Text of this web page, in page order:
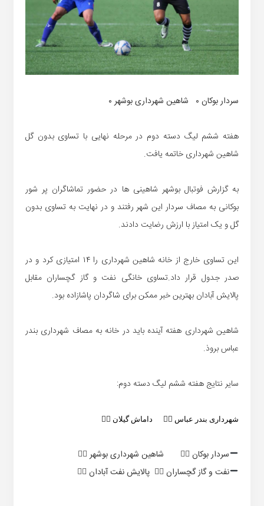
سردار بوکان ۰ شاهین شهرداری بوشهر ۰
هفته ششم لیگ دسته دوم در مرحله نهایی با تساوی بدون گل
شاهین شهرداری خاتمه یافت.
به گزارش فوتبال بوشهر شاهینی ها در حضور تماشاگران پر شور
بوکانی به مصاف سردار این شهر رفتند و در نهایت به تساوی بدون
گل و یک امتیاز با ارزش رضایت دادند.
این تساوی خارج از خانه شاهین شهرداری را ۱۴ امتیازی کرد و در
صدر جدول قرار داد.تساوی خانگی نفت و گاز گچساران مقابل
پالایش آبادان بهترین خبر ممکن برای شاگردان پاشازاده بود.
شاهین شهرداری هفته آینده باید در خانه به مصاف شهرداری بندر
عباس بروذ.
سایر نتایج هفته ششم لیگ دسته دوم:
شهرداری بندر عباس ۱⃣ داماش گیلان ۱⃣
سردار بوکان ۰⃣ شاهین شهرداری بوشهر ۰⃣
نفت و گاز گچساران ۲⃣ پالایش نفت آبادان ۲⃣